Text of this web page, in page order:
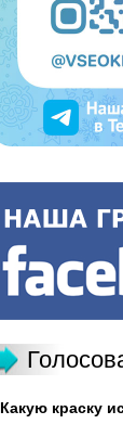
Какую краску